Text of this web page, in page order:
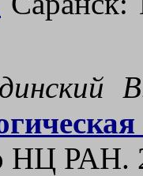
НЦ РАН.